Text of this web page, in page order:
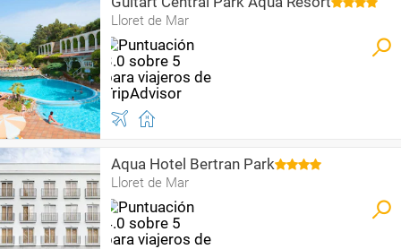
Lloret de Mar
Aqua Hotel Bertran Park
Lloret de Mar